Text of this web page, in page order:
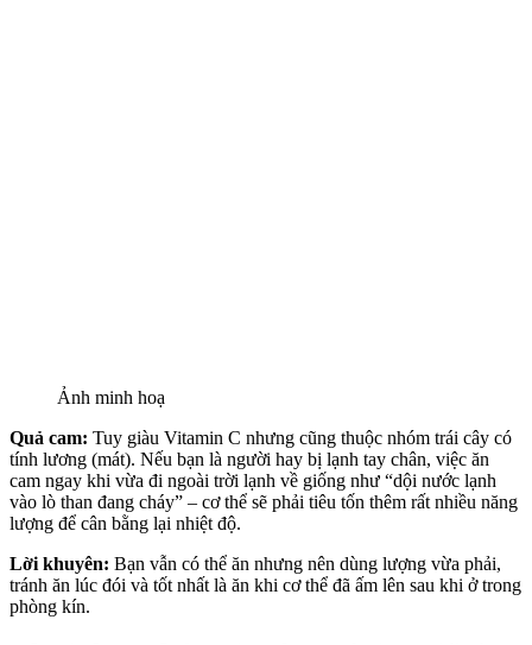
Ảnh minh hoạ
Quả cam: Tuy giàu Vitamin C nhưng cũng thuộc nhóm trái cây có
tính lương (mát). Nếu bạn là người hay bị lạnh tay chân, việc ăn
cam ngay khi vừa đi ngoài trời lạnh về giống như “dội nước lạnh
vào lò than đang cháy” – cơ thể sẽ phải tiêu tốn thêm rất nhiều năng
lượng để cân bằng lại nhiệt độ.
Lời khuyên: Bạn vẫn có thể ăn nhưng nên dùng lượng vừa phải,
tránh ăn lúc đói và tốt nhất là ăn khi cơ thể đã ấm lên sau khi ở trong
phòng kín.